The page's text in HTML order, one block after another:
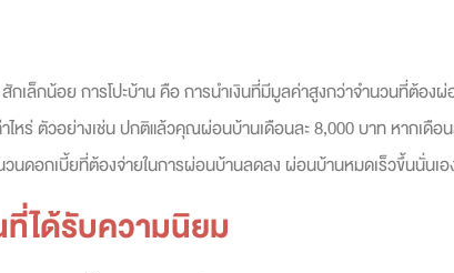
กเล็กน้อย การโปะบ้านคือ การนำเงินที่มีมูลค่าสูงกว่าจำนวนที่ต้องผ่
าไหร่ ตัวอย่างเช่น ปกติแล้วคุณผ่อนบ้านเดือนละ 8,000 บาท หากเ
นดอกเบี้ยที่ต้องจ่ายในการผ่อนบ้านลดลง ผ่อนบ้านหมดเร็วขึ้นนั่นเอ
ที่ได้รับความนิยม